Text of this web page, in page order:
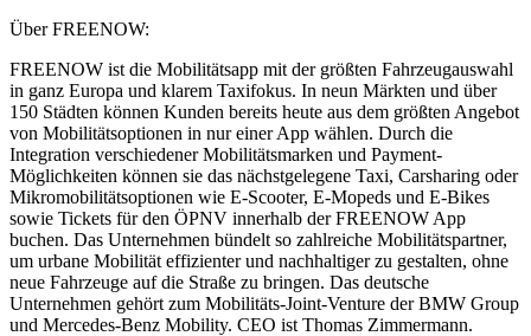
Über FREENOW:
FREENOW ist die Mobilitätsapp mit der größten Fahrzeugauswahl
in ganz Europa und klarem Taxifokus. In neun Märkten und über
150 Städten können Kunden bereits heute aus dem größten Angebot
von Mobilitätsoptionen in nur einer App wählen. Durch die
Integration verschiedener Mobilitätsmarken und Payment-
Möglichkeiten können sie das nächstgelegene Taxi, Carsharing oder
Mikromobilitätsoptionen wie E-Scooter, E-Mopeds und E-Bikes
sowie Tickets für den ÖPNV innerhalb der FREENOW App
buchen. Das Unternehmen bündelt so zahlreiche Mobilitätspartner,
um urbane Mobilität effizienter und nachhaltiger zu gestalten, ohne
neue Fahrzeuge auf die Straße zu bringen. Das deutsche
Unternehmen gehört zum Mobilitäts-Joint-Venture der BMW Group
und Mercedes-Benz Mobility. CEO ist Thomas Zimmermann.